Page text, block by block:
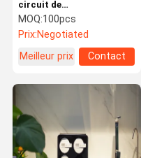
circuit de
refroidissement de RO du
système 1500 GPD de
filtre d'eau du RO 0.9Mpa
MOQ:100pcs
Prix:Negotiated
Meilleur prix
Contact